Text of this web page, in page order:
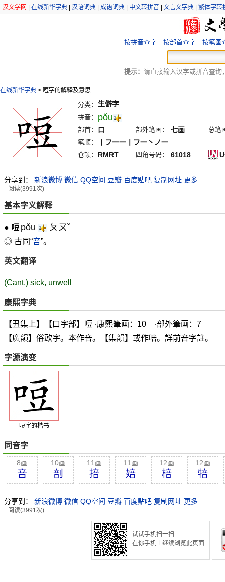
汉文学网 在线新华字典 汉语词典 成语词典 中文转拼音 文言文字典 繁体字转
按拼音查字 按部首查字 按笔画
提示： 请直接输入汉字或拼音查询
在线新华字典 > 哣字的解释及意思
分类： 生僻字
拼音： pŏu
部首： 口 部外笔画： 七画
总笔
笔顺：
丨フ一一丨フ一丶ノ一
仓颉： RMRT 四角号码： 61018
分享到： 新浪微博 微信 QQ空间 豆瓣 百度贴吧 复制网址 更多
阅读(3991次)
基本字义解释
● 哣 pǒu ㄆㄡˇ
◎ 古同“咅”。
英文翻译
(Cant.) sick, unwell
康熙字典
【丑集上】【口字部】哣 ·康熙筆画：10 ·部外筆画：7
【廣韻】俗㰯字。本作咅。【集韻】或作㖣。詳前咅字註。
字源演变
哣字的楷书
同音字
8画
咅
10画
剖
11画
掊
11画
婄
12画
棓
12画
犃
分享到： 新浪微博 微信 QQ空间 豆瓣 百度贴吧 复制网址 更多
阅读(3991次)
试试手机扫一扫
在你手机上继续浏览此页面